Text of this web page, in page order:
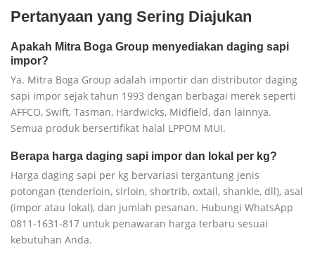
Pertanyaan yang Sering Diajukan
Apakah Mitra Boga Group menyediakan daging sapi
impor?
Ya. Mitra Boga Group adalah importir dan distributor daging
sapi impor sejak tahun 1993 dengan berbagai merek seperti
AFFCO, Swift, Tasman, Hardwicks, Midfield, dan lainnya.
Semua produk bersertifikat halal LPPOM MUI.
Berapa harga daging sapi impor dan lokal per kg?
Harga daging sapi per kg bervariasi tergantung jenis
potongan (tenderloin, sirloin, shortrib, oxtail, shankle, dll), asal
(impor atau lokal), dan jumlah pesanan. Hubungi WhatsApp
0811-1631-817 untuk penawaran harga terbaru sesuai
kebutuhan Anda.